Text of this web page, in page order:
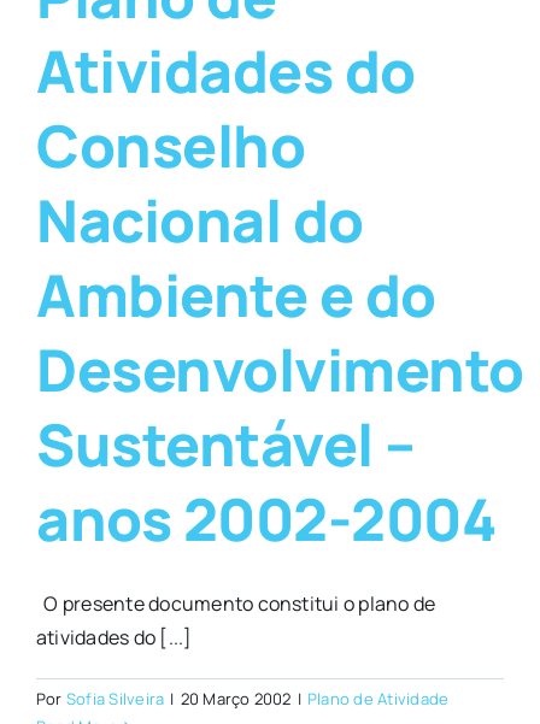
Atividades do
Conselho
Nacional do
Ambiente e do
Desenvolvimento
Sustentável –
anos 2002-2004
O presente documento constitui o plano de
atividades do [...]
Por Sofia Silveira | 20 Março 2002 | Plano de Atividade